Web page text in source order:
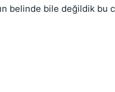
belinde bile değildik bu